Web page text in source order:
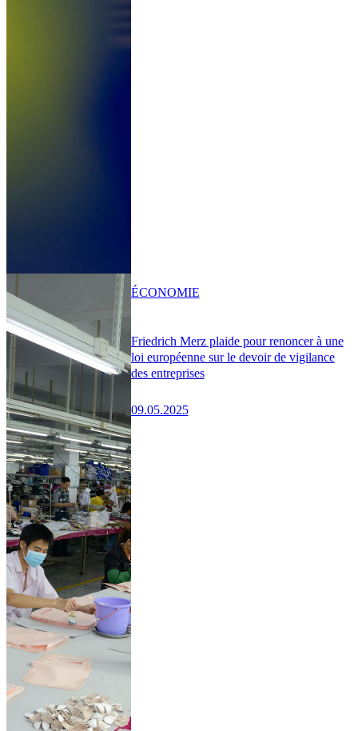
Friedrich Merz plaide pour renoncer à une
loi européenne sur le devoir de vigilance
des entreprises
09.05.2025
ÉCONOMIE